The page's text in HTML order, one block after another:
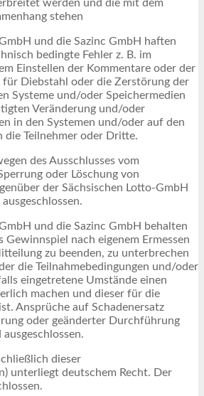
werden und die mit dem
stehen
und die Sazinc GmbH haften
bedingte Fehler z. B. im
Einstellen der Kommentare oder der
Diebstahl oder die Zerstörung der
Systeme und/oder Speichermedien
Veränderung und/oder
in den Systemen und/oder auf den
die Teilnehmer oder Dritte.
des Ausschlusses vom
oder Löschung von
der Sächsischen Lotto-GmbH
und die Sazinc GmbH behalten
Gewinnspiel nach eigenem Ermessen
zu beenden, zu unterbrechen
die Teilnahmebedingungen und/oder
eingetretene Umstände einen
machen und dieser für die
Ansprüche auf Schadenersatz
oder geänderter Durchführung
dieser
unterliegt deutschem Recht. Der